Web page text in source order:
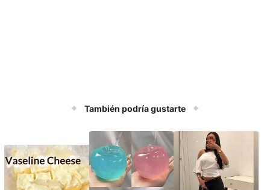
También podría gustarte